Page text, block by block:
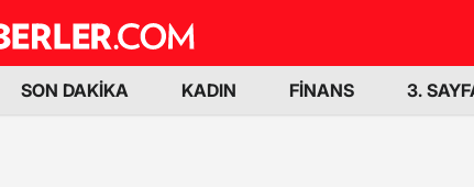
SON DAKİKA KADIN FİNANS 3.